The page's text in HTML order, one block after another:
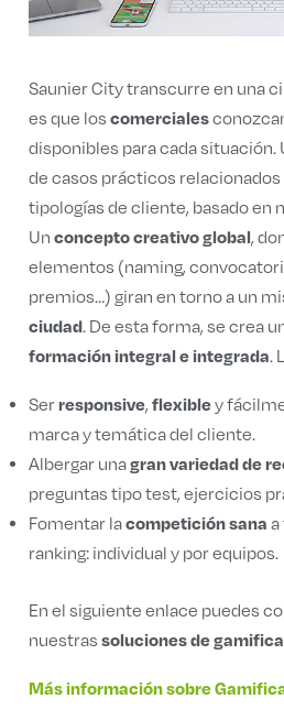
Saunier City transcurre en una
es que loscomerciales
disponibles para cada situación.
de casos prácticos
tipologías de cliente, basado en
Unconcepto creativo global,
elementos (naming,
premios…) giran en torno a un
ciudad. De esta forma, se crea
formación integral e integrada.
Serresponsive,flexibley
marca y temática del cliente.
Albergar unagran variedad de
preguntas tipo test, ejercicios
Fomentar lacompetición sana a
ranking: individual y por equipos.
En el siguiente enlace puedes
nuestrassoluciones de
Más información sobre